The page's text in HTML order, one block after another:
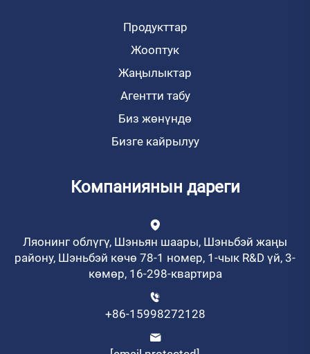
Продукттар
Жооптук
Жаңылыктар
Агентти табу
Биз жөнүндө
Бизге кайрылуу
Компаниянын дареги
Ляонинг облүгү, Шэньян шаары, Шэньбэй жаңы
району, Шэньбэй көчө 78-1 номер, 1-чык R&D үй, 3-
көмөр, 16-298-квартира
+86-15998272128